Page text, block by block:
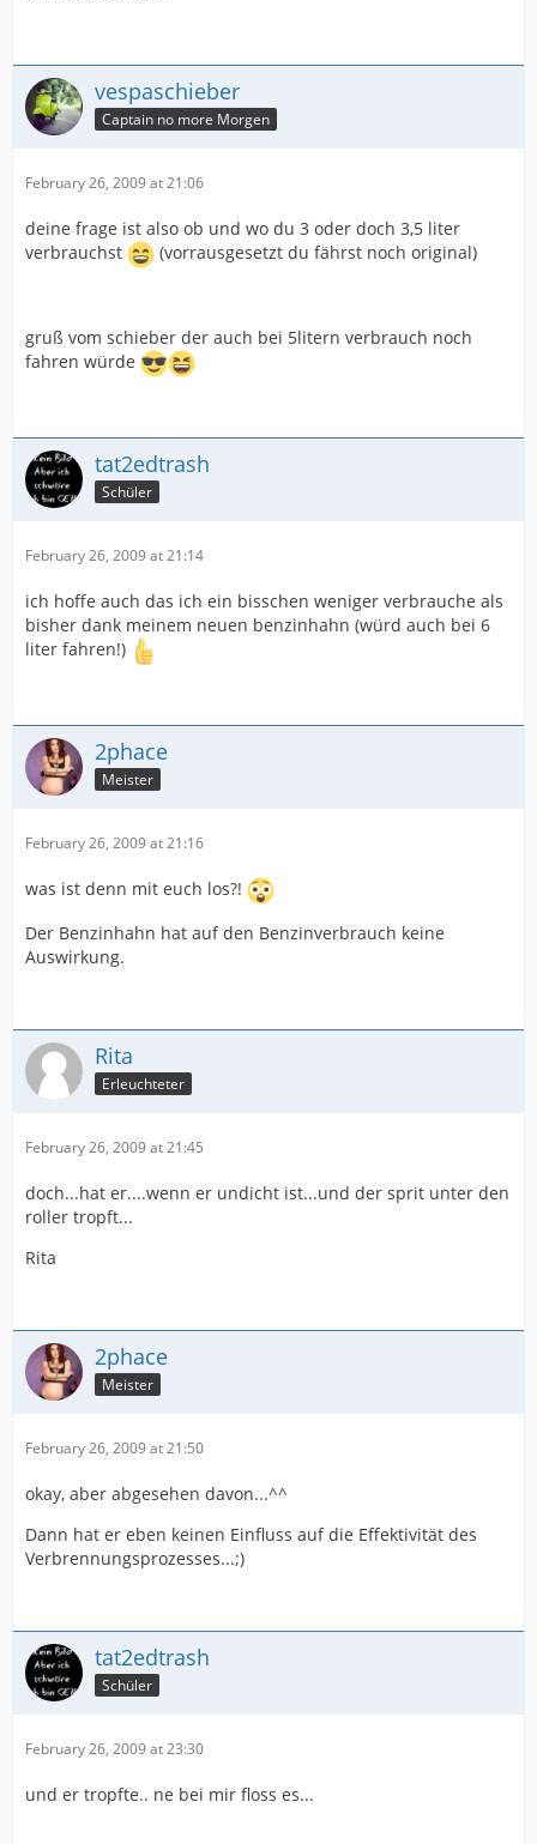
vespaschieber
Captain no more Morgen
February 26, 2009 at 21:06
deine frage ist also ob und wo du 3 oder doch 3,5 liter
verbrauchst
(vorrausgesetzt du fährst noch original)
gruß vom schieber der auch bei 5litern verbrauch noch
fahren würde
tat2edtrash
Schüler
February 26, 2009 at 21:14
ich hoffe auch das ich ein bisschen weniger verbrauche als
bisher dank meinem neuen benzinhahn (würd auch bei 6
liter fahren!)
2phace
Meister
February 26, 2009 at 21:16
was ist denn mit euch los?!
Der Benzinhahn hat auf den Benzinverbrauch keine
Auswirkung.
Rita
Erleuchteter
February 26, 2009 at 21:45
doch...hat er....wenn er undicht ist...und der sprit unter den
roller tropft...
Rita
2phace
Meister
February 26, 2009 at 21:50
okay, aber abgesehen davon...^^
Dann hat er eben keinen Einfluss auf die Effektivität des
Verbrennungsprozesses...;)
tat2edtrash
Schüler
February 26, 2009 at 23:30
und er tropfte.. ne bei mir floss es...